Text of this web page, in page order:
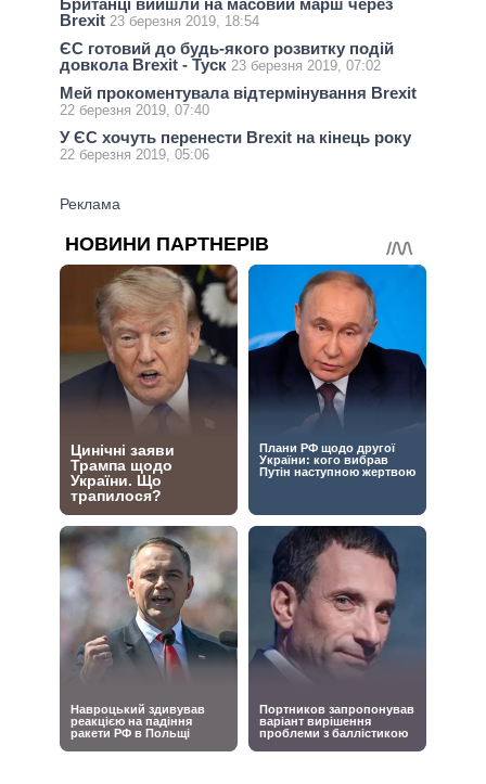
Brexit 23 березня 2019, 18:54
ЄС готовий до будь-якого розвитку подій
довкола Brexit - Туск 23 березня 2019, 07:02
Мей прокоментувала відтермінування Brexit
22 березня 2019, 07:40
У ЄС хочуть перенести Brexit на кінець року
22 березня 2019, 05:06